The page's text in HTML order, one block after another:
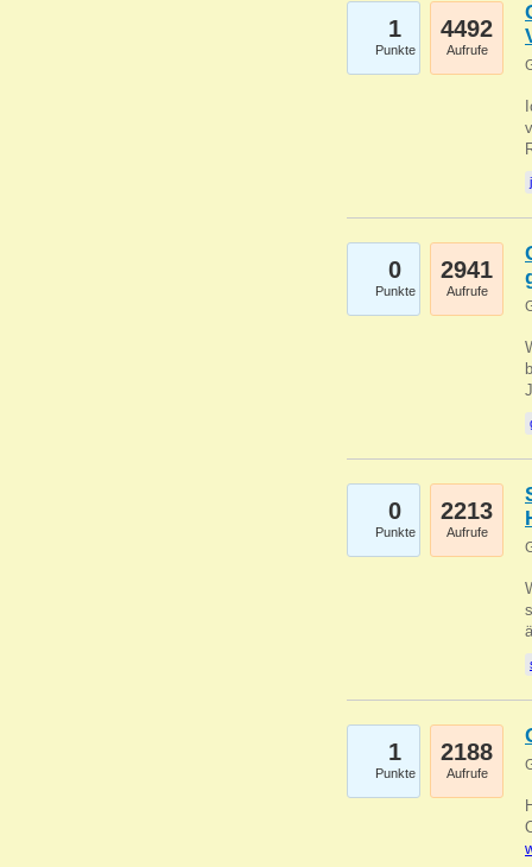
1
Punkte
4492
Aufrufe
0
Punkte
2941
Aufrufe
0
Punkte
2213
Aufrufe
1
Punkte
2188
Aufrufe